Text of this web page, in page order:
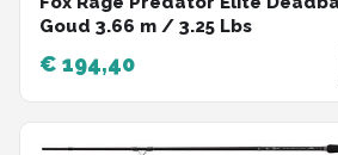
Goud 3.66 m / 3.25 Lbs
€ 194,40